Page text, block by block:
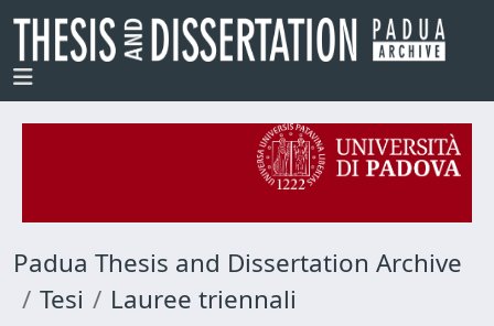
Padua Thesis and Dissertation Archive
Tesi
Lauree triennali